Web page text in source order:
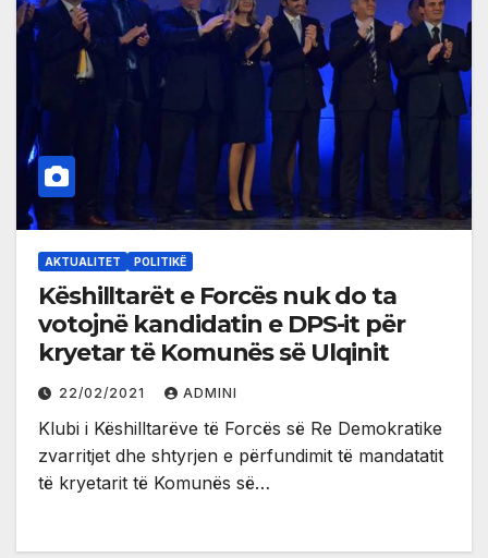
AKTUALITET POLITIKË
Këshilltarët e Forcës nuk do ta
votojnë kandidatin e DPS-it për
kryetar të Komunës së Ulqinit
22/02/2021 ADMINI
Klubi i Këshilltarëve të Forcës së Re Demokratike
zvarritjet dhe shtyrjen e përfundimit të mandatatit
të kryetarit të Komunës së…